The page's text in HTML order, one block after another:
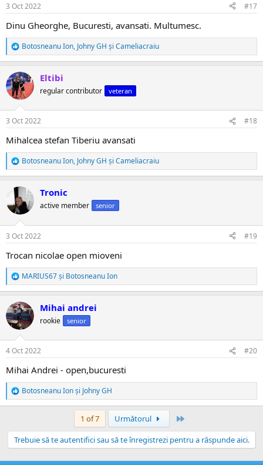
3 Oct 2022 #17
Dinu Gheorghe, Bucuresti, avansati. Multumesc.
R
e
c
ț
i
Botosneanu Ion, Johny GH și Cameliacraiu
Eltibi
regular contributor veteran
3 Oct 2022 #18
Mihalcea stefan Tiberiu avansati
R
e
c
ț
i
Botosneanu Ion, Johny GH și Cameliacraiu
Tronic
active member senior
3 Oct 2022 #19
Trocan nicolae open mioveni
R
e
c
ț
i
MARIUS67și Botosneanu Ion
Mihai andrei
rookie senior
4 Oct 2022 #20
Mihai Andrei - open,bucuresti
R
e
ț
i
:
Botosneanu Ionși Johny GH
1 of 7 Următorul
Trebuie să te autentifici sau să te înregistrezi pentru a răspunde aici.